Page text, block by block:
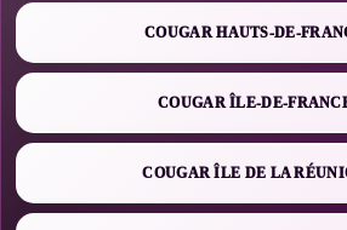
COUGAR HAUTS-DE-
COUGAR ÎLE-DE-
COUGAR ÎLE DE LA